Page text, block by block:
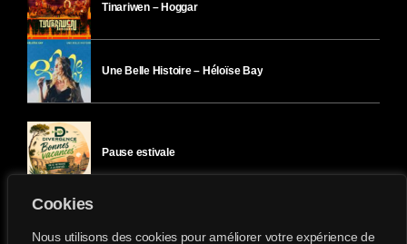
Cookies
Nous utilisons des cookies pour améliorer votre expérience de
Tinariwen – Hoggar
Une Belle Histoire – Héloïse Bay
Pause estivale